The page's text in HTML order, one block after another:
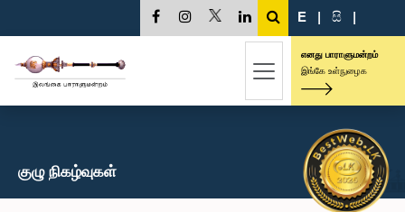
E | සි |
எனது பாராளுமன்றம்
இங்கே உள்நுழைக
குழு நிகழ்வுகள்